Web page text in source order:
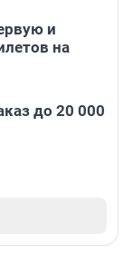
и
на
до 20 000